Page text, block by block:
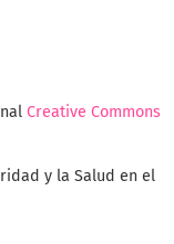
Creative Commons
y la Salud en el